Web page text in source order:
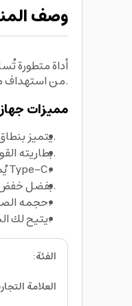
وصف
من استهداف مناطق مُحددة بالتدليك.
مميزات
يتميز بنطاق دوران مذهل يتراوح بين 2300 و3800 دورة في الدقيقة، و15 إعدادًا للسرعة تُناسب احتياجاتك.
بطاريته القوية بسعة 1800 مللي أمبير/ساعة تُمكّنه من العمل لمدة ساعة ونصف.
يُمكن شحنه بسهولة عبر منفذ Type-C.
بفضل خفض مستوى الضوضاء بمقدار ≤65 ديسيبل، يضمن "ريلاكس غلايد" جوًا هادئًا.
حجمه الصغير ووزنه الخفيف يُسهّل حمله إلى أي مكان.
يتيح لك المؤقت التلقائي الاسترخاء دون القلق بشأن تمديد جلسة التدليك.
الفئة:
العلامة